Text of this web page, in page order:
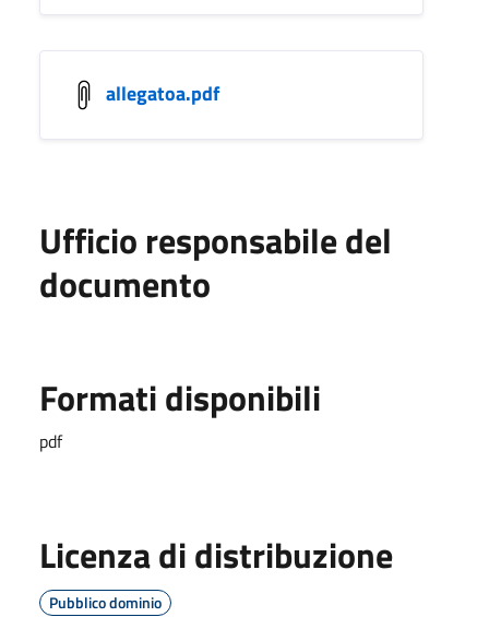
allegatoa.pdf
Ufficio responsabile del
documento
Formati disponibili
pdf
Licenza di distribuzione
Pubblico dominio